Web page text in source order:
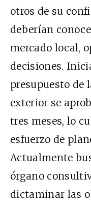
otros de su
deberían
mercado local,
decisiones.
presupuesto de
exterior se
tres meses, lo
esfuerzo de
Actualmente
órgano
dictaminar las